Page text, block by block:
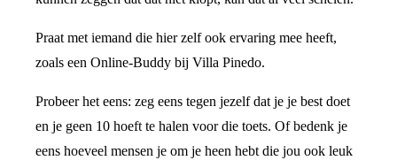
Praat met iemand die hier zelf ook ervaring mee heeft,
zoals een Online-Buddy bij Villa Pinedo.
Probeer het eens: zeg eens tegen jezelf dat je je best doet
en je geen 10 hoeft te halen voor die toets. Of bedenk je
eens hoeveel mensen je om je heen hebt die jou ook leuk